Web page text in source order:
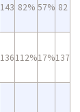
143 82% 57% 82
136112%17%137